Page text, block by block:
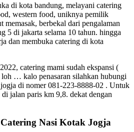
di kota bandung, melayani catering
western food, uniknya pemilik
memasak, berbekal dari pengalaman
5 di jakarta selama 10 tahun. hingga
dan membuka catering di kota
catering mami sudah ekspansi (
… kalo penasaran silahkan hubungi
di nomer 081-223-8888-02 . Untuk
jalan paris km 9,8. dekat dengan
Nasi Kotak Jogja